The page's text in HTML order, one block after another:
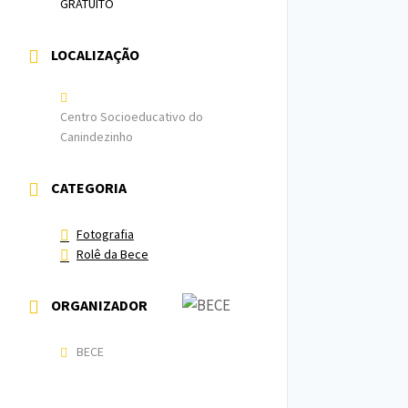
GRATUITO
LOCALIZAÇÃO
Centro Socioeducativo do
Canindezinho
CATEGORIA
Fotografia
Rolê da Bece
ORGANIZADOR
BECE